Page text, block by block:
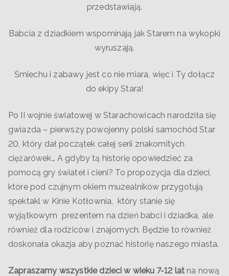
przedstawiają.
Babcia z dziadkiem wspominają jak Starem na wykopki
wyruszają.
Śmiechu i zabawy jest co nie miara, więc i Ty dołącz
do ekipy Stara!
Po II wojnie światowej w Starachowicach narodziła się
gwiazda – pierwszy powojenny polski samochód Star
20, który dał początek całej serii znakomitych
ciężarówek… A gdyby tą historię opowiedzieć za
pomocą gry świateł i cieni? To propozycja dla dzieci,
które pod czujnym okiem muzealników przygotują
spektakl w Kinie Kotłownia, który stanie się
wyjątkowym prezentem na dzień babci i dziadka, ale
również dla rodziców i znajomych. Będzie to również
doskonała okazja aby poznać historię naszego miasta.
Zapraszamy wszystkie dzieci w wieku 7-12 lat na nową